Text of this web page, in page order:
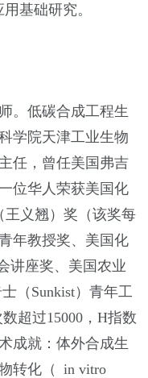
基础研究。
。低碳合成工程生
学院天津工业生物
任，曾任美国弗吉
位华人荣获美国化
王义翘）奖（该奖每
年教授奖、美国化
讲座奖、美国农业
（Sunkist）青年工
超过15000，H指数
成就：体外合成生
转化（ in vitro